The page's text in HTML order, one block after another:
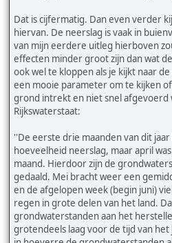
Dat is cijfermatig. Dan even verder
hiervan. De neerslag is vaak in
van mijn eerdere uitleg hierboven
effecten minder groot zijn dan wat
ook wel te kloppen als je kijkt naar
een mooie parameter om te kijken
grond intrekt en niet snel
Rijkswaterstaat:
''De eerste drie maanden van dit
hoeveelheid neerslag, maar april
maand. Hierdoor zijn de
gedaald. Mei bracht weer een
en de afgelopen week (begin juni)
regen in grote delen van het land.
grondwaterstanden aan het
grotendeels laag voor de tijd van